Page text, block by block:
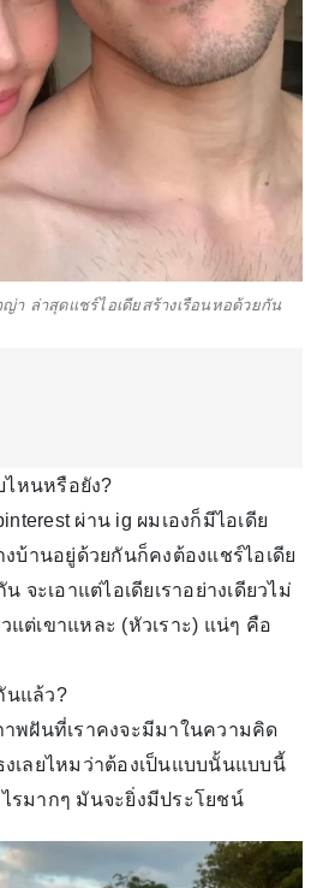
า ล่าสุดแชร์ไอเดียสร้างเรือนหอด้วยกัน
หนหรือยัง?
ผ่าน ig ผมเองก็มีไอเดีย
งบ้านอยู่ด้วยกันก็คงต้องแชร์ไอเดีย
จะเอาแต่ไอเดียเราอย่างเดียวไม่
ต่เขาแหละ (หัวเราะ) แน่ๆ คือ
นแล้ว?
พฝันที่เราคงจะมีมาในความคิด
งเลยไหมว่าต้องเป็นแบบนั้นแบบนี้
รมากๆ มันจะยิ่งมีประโยชน์